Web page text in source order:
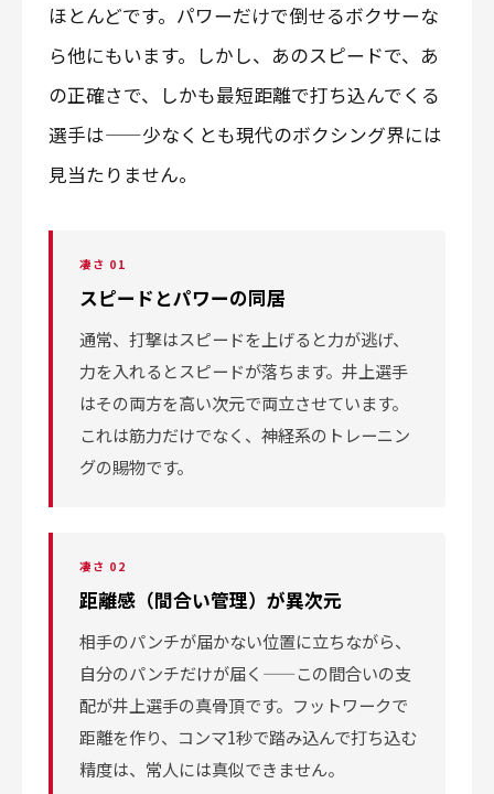
ほとんどです。パワーだけで倒せるボクサーな
ら他にもいます。しかし、あのスピードで、あ
の正確さで、しかも最短距離で打ち込んでくる
選手は——少なくとも現代のボクシング界には
見当たりません。
凄さ 01
スピードとパワーの同居
通常、打撃はスピードを上げると力が逃げ、
力を入れるとスピードが落ちます。井上選手
はその両方を高い次元で両立させています。
これは筋力だけでなく、神経系のトレーニン
グの賜物です。
凄さ 02
距離感（間合い管理）が異次元
相手のパンチが届かない位置に立ちながら、
自分のパンチだけが届く——この間合いの支
配が井上選手の真骨頂です。フットワークで
距離を作り、コンマ1秒で踏み込んで打ち込む
精度は、常人には真似できません。